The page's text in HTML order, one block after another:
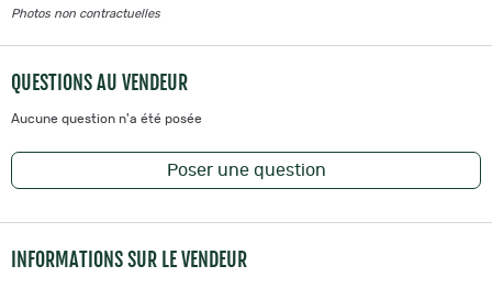
Photos non contractuelles
QUESTIONS AU VENDEUR
Aucune question n'a été posée
Poser une question
INFORMATIONS SUR LE VENDEUR